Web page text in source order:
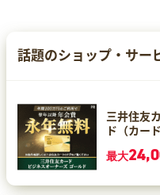
話題のショップ・サー
三井住友
ド（カー
最大